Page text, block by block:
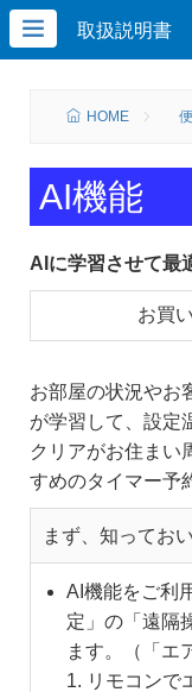
取扱説明書
HOME
AI機能
AIに学習させて最
お買
お部屋の状況やお
が学習して、設定
クリアがお住まい
すめのタイマー予
まず、知ってお
AI機能をご利
定」の「遠隔
ます。（「エ
1. リモコンで